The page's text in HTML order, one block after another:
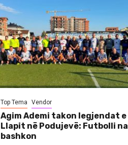
Top Tema Vendor
Agim Ademi takon legjendat e
Llapit në Podujevë: Futbolli na
bashkon